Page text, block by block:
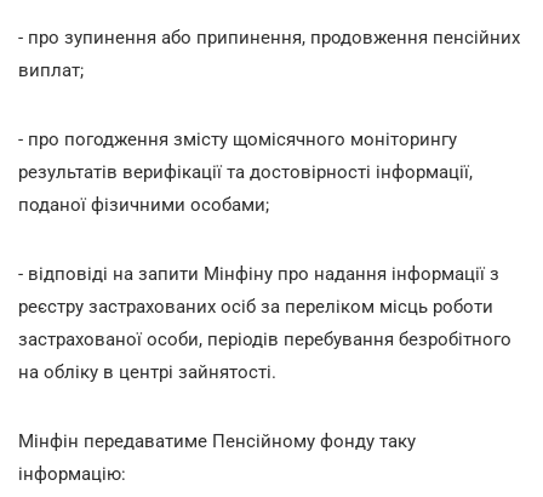
- про зупинення або припинення, продовження пенсійних
виплат;
- про погодження змісту щомісячного моніторингу
результатів верифікації та достовірності інформації,
поданої фізичними особами;
- відповіді на запити Мінфіну про надання інформації з
реєстру застрахованих осіб за переліком місць роботи
застрахованої особи, періодів перебування безробітного
на обліку в центрі зайнятості.
Мінфін передаватиме Пенсійному фонду таку
інформацію: